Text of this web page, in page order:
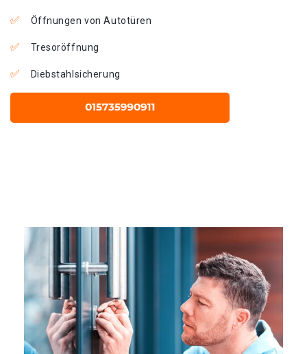
Öffnungen von Autotüren
Tresoröffnung
Diebstahlsicherung